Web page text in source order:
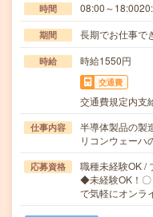
時間 08:00～
期間 長期でお仕事で
時給 時給1550円
交通費
交通費規定内支
仕事内容
半導体製品の製
リコンウェー
応募資格
職種未経験OK /
◆未経験OK！〇
で気軽にオン